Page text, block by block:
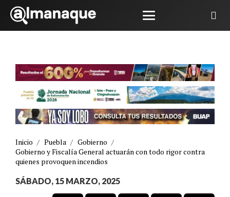
Inicio / Puebla / Gobierno /
Gobierno y Fiscalía General actuarán con todo rigor contra
quienes provoquen incendios
SÁBADO, 15 MARZO, 2025